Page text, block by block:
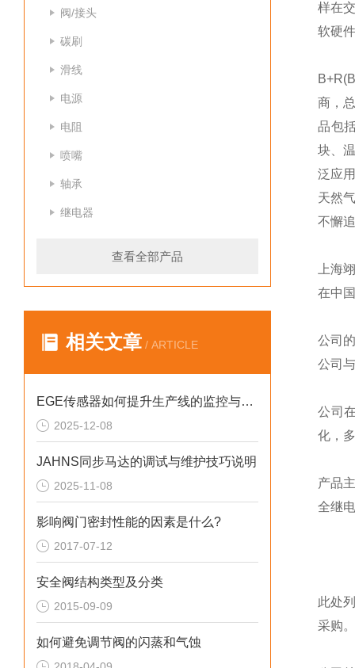
阀/接头
碳刷
滑线
电源
电阻
喷嘴
轴承
继电器
查看全部产品
相关文章 / ARTICLE
EGE传感器如何提升生产线的监控与管理效率？
2025-12-08
JAHNS同步马达的调试与维护技巧说明
2025-11-08
影响阀门密封性能的因素是什么?
2017-07-12
安全阀结构类型及分类
2015-09-09
如何避免调节阀的闪蒸和气蚀
样在
软硬
商，
品包
块、
泛应
天然
不懈
上海
在中
公司
公司
公司
化，
产品
全继
此处
采购。